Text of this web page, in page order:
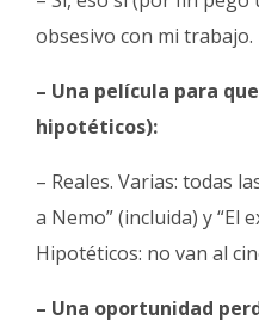
obsesivo con mi trabajo.
– Una película para
hipotéticos):
– Reales. Varias: todas
a Nemo” (incluida) y “El
Hipotéticos: no van al
– Una oportunidad